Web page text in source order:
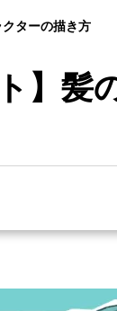
クターの描き方
】髪